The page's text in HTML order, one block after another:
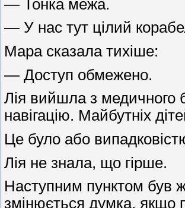
— Тонка межа.
— У нас тут цілий
Мара сказала тихіше:
— Доступ обмежено.
Лія вийшла з медичного
навігацію. Майбутніх
Це було або
Лія не знала, що гірше.
Наступним пунктом був
змінюється думка, якщо